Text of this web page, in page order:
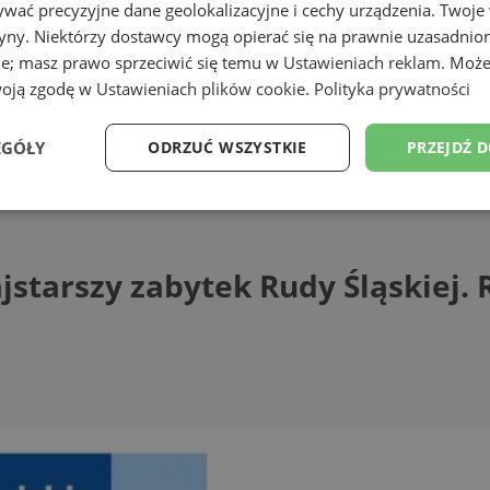
zabytek Rudy Śląskiej. Rusza kolejna
zabytek Rudy Śląskiej.
precyzyjne dane geolokalizacyjne i cechy urządzenia.
Niektórzy dostawcy mogą opierać się na prawnie
masz prawo sprzeciwić się temu w Ustawieniach reklam.
zgodę w Ustawieniach plików cookie. Polityka prywatności
PRZEJDŹ
ODRZUĆ WSZYSTKIE
Wydajność Targetowanie Funkcjonalność
Provider